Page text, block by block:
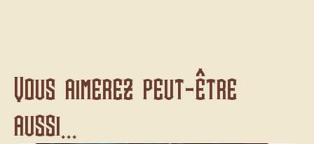
Vous aimerez peut-être
aussi...